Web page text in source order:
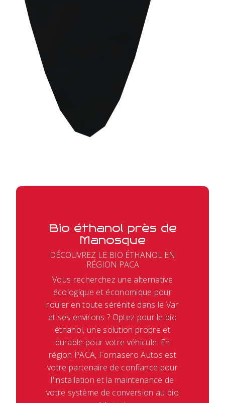
Bio éthanol près de
Manosque
DÉCOUVREZ LE BIO ÉTHANOL EN
RÉGION PACA
Vous recherchez une alternative
écologique et économique pour
rouler en toute sérénité dans le Var
et ses environs ? Optez pour le bio
éthanol, une solution propre et
durable pour votre véhicule. En
région PACA, Fornasero Autos est
votre partenaire de confiance pour
l'installation et la maintenance de
votre système de conversion au bio